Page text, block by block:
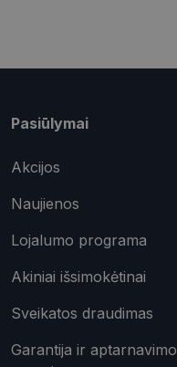
Pasiūlymai
Akcijos
Naujienos
Lojalumo programa
Akiniai išsimokėtinai
Sveikatos draudimas
Garantija ir aptarnavimo